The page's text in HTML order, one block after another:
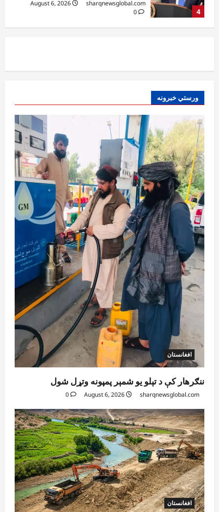
5
sharqnewsglobal.com
0
0
2
چارې په بېلابېلو برخو کې روانې دي
sharqnewsglobal.com
0
3
آمریکا
ټرمپ : د امریکا د وسلو زېرمتونونه لا هم ډېر
دي
sharqnewsglobal.com
August 6, 2026
0
4
آمریکا
ټرمپ : ایران سره خبرې د پوځي اقدام پر ځای
غوره بولي
sharqnewsglobal.com
August 6, 2026
0
افغانستان
کورنیو چارو وزارت: حیرتان کې د بهرنیو
اسعارو د قاچاق هڅه شنډه شوه
sharqnewsglobal.com
August 6, 2026
0
ورستي خبرونه
افغانستان
ننګرهار کې د تېلو یو شمېر پمپونه وتړل شول
sharqnewsglobal.com
0
افغانستان